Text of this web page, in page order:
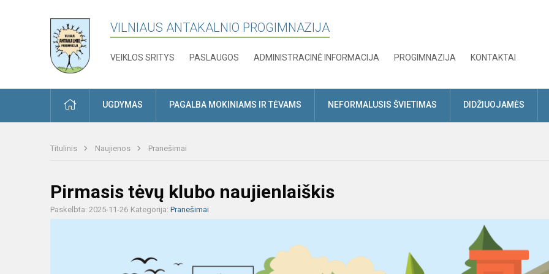
VILNIAUS ANTAKALNIO PROGIMNAZIJA
VEIKLOS SRITYS PASLAUGOS ADMINISTRACINĖ INFORMACIJA PROGIMNAZIJA KONTAKTAI
PRADŽIAUGDYMAS PAGALBA MOKINIAMS IR TĖVAMS NEFORMALUSIS ŠVIETIMAS DIDŽIUOJAMĖS
Titulinis Naujienos Pranešimai
Pirmasis tėvų klubo naujienlaiškis
Paskelbta: 2025-11-26 Kategorija: Pranešimai